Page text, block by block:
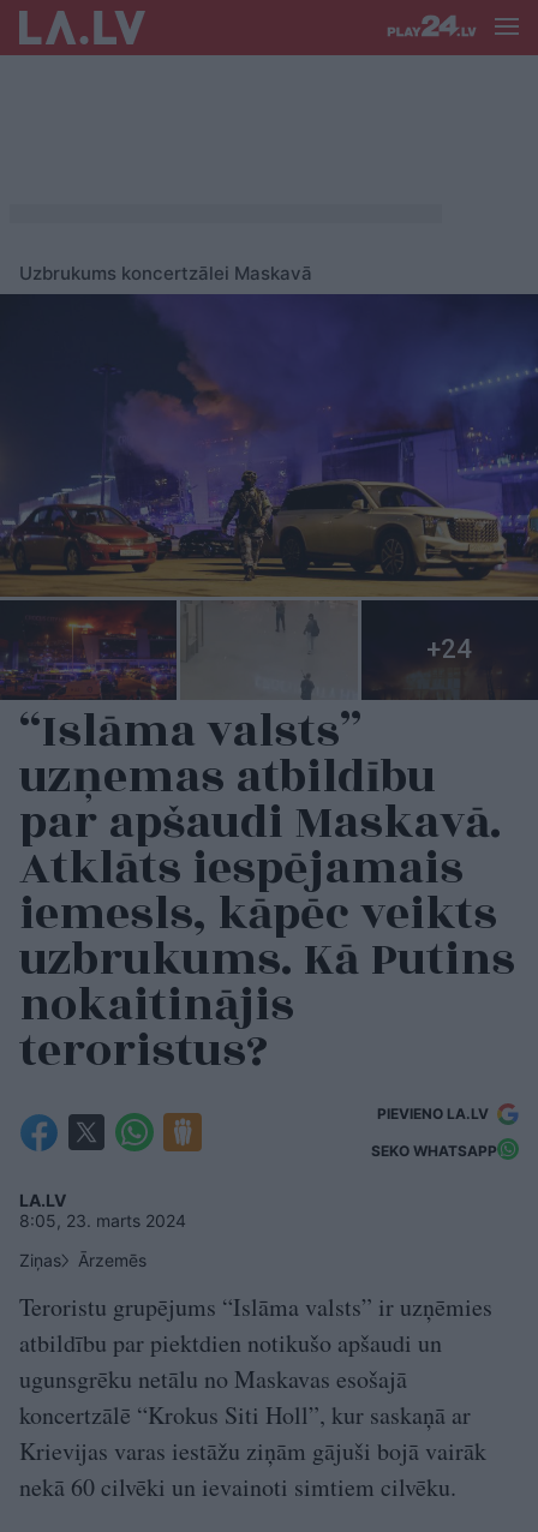
Uzbrukums koncertzālei Maskavā
“Islāma valsts”
uzņemas atbildību
par apšaudi Maskavā.
Atklāts iespējamais
iemesls, kāpēc veikts
uzbrukums. Kā Putins
nokaitinājis
teroristus?
PIEVIENO LA.LV
SEKO WHATSAPP
LA.LV
8:05, 23. marts 2024
Ziņas
Ārzemēs
Teroristu grupējums “Islāma valsts” ir uzņēmies
atbildību par piektdien notikušo apšaudi un
ugunsgrēku netālu no Maskavas esošajā
koncertzālē “Krokus Siti Holl”, kur saskaņā ar
Krievijas varas iestāžu ziņām gājuši bojā vairāk
nekā 60 cilvēki un ievainoti simtiem cilvēku.